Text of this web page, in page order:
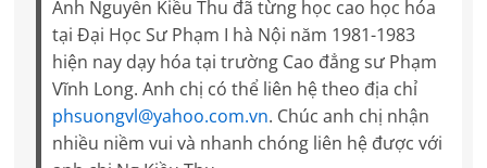
Anh Nguyễn Kiều Thu đã từng học cao học hóa
tại Đại Học Sư Phạm I hà Nội năm 1981-1983
hiện nay dạy hóa tại trường Cao đẳng sư Phạm
Vĩnh Long. Anh chị có thể liên hệ theo địa chỉ
phsuongvl@yahoo.com.vn. Chúc anh chị nhận
nhiều niềm vui và nhanh chóng liên hệ được với